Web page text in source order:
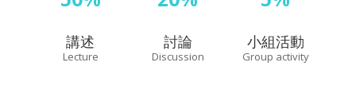
講述
Lecture
討論
Discussion
小組活動
Group activity